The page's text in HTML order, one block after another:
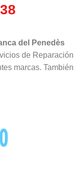
del Penedès
de Reparación
marcas. También